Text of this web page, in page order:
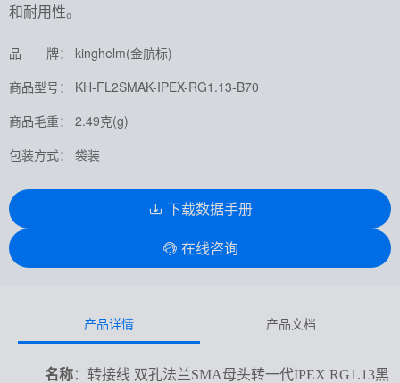
和耐用性。
品 牌： kinghelm(金航标)
商品型号： KH-FL2SMAK-IPEX-RG1.13-B70
商品毛重： 2.49克(g)
包装方式： 袋装
下载数据手册
在线咨询
产品详情 产品文档
名称：转接线 双孔法兰SMA母头转一代IPEX RG1.13黑